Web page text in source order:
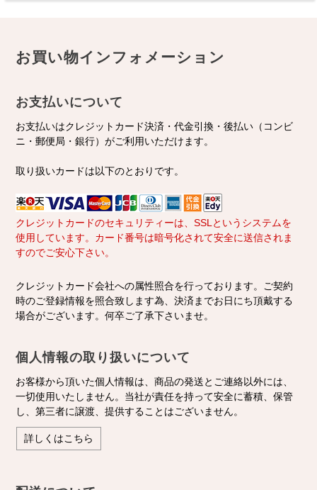
お買い物インフォメーション
お支払いについて
お支払いはクレジットカード決済・代金引換・後払い（コンビ
ニ・郵便局・銀行）がご利用いただけます。
取り扱いカードは以下のとおりです。
クレジットカードのセキュリティーは、SSLというシステムを
使用しています。カード番号は暗号化されて安全に送信されま
すのでご安心下さい。
クレジットカード会社への属性照合を行っております。ご契約
時のご登録情報を照合致します為、決済までお日にち頂戴する
場合がございます。何卒ご了承下さいませ。
個人情報の取り扱いについて
お客様から頂いた個人情報は、商品の発送とご連絡以外には、
一切使用いたしません。当社が責任を持って安全に蓄積、保管
し、第三者に譲渡、提供することはございません。
詳しくはこちら